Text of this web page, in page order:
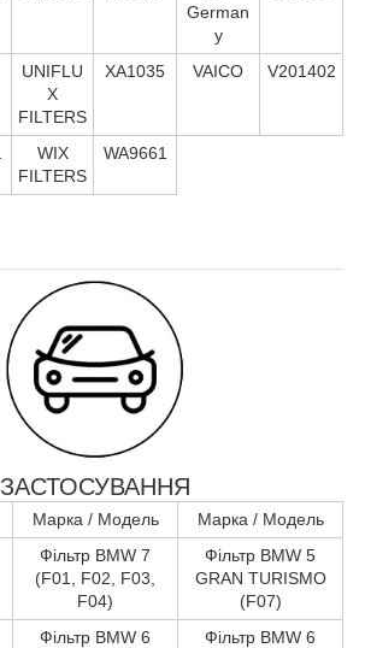
German
y
UNIFLU
X
FILTERS
XA1035 VAICO V201402
WIX
FILTERS
WA9661
ЗАСТОСУВАННЯ
Марка / Модель
Марка / Модель
Фільтр BMW 7
(F01, F02, F03,
F04)
Фільтр BMW 5
GRAN TURISMO
(F07)
Фільтр BMW 6
Фільтр BMW 6